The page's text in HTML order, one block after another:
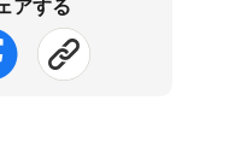
アする